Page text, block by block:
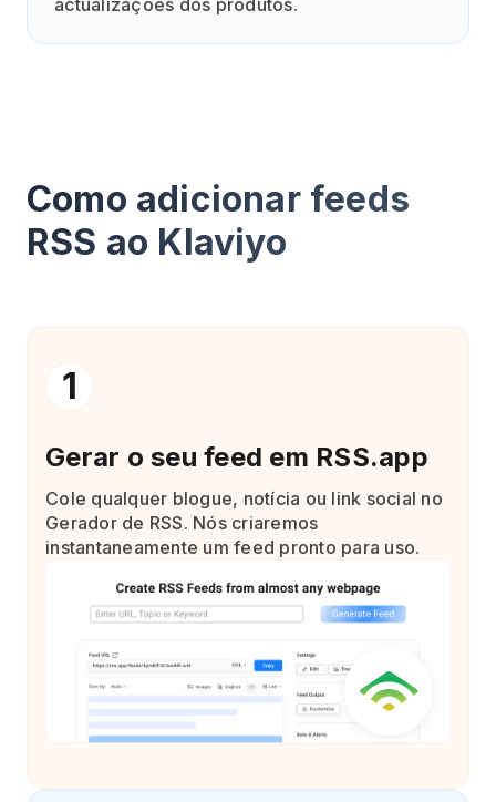
Como adicionar feeds
RSS ao Klaviyo
1
Gerar o seu feed em RSS.app
Cole qualquer blogue, notícia ou link social no
Gerador de RSS. Nós criaremos
instantaneamente um feed pronto para uso.